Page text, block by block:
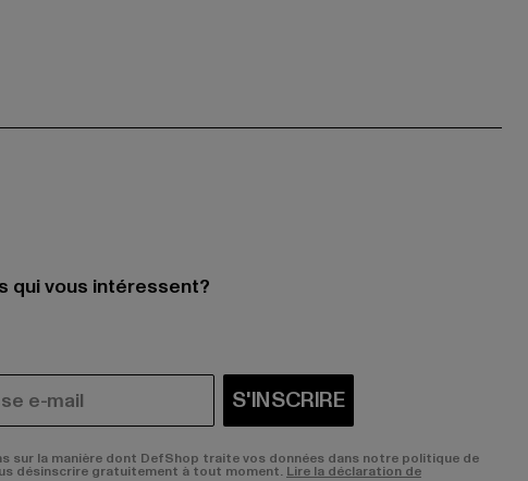
qui vous intéressent?
S'INSCRIRE
sur la manière dont DefShop traite vos données dans notre politique de
désinscrire gratuitement à tout moment. Lire la déclaration de